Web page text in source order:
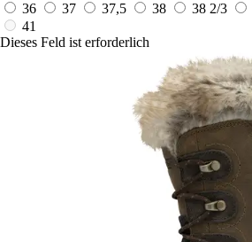
36
37 37,5 38 38 2/3
41
Dieses Feld ist erforderlich